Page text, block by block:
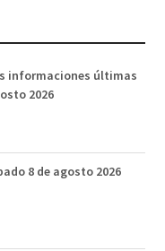
informaciones últimas
2026
8 de agosto 2026